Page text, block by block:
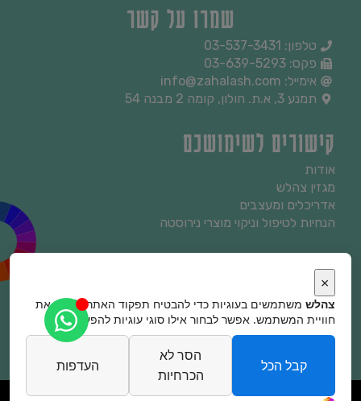
שמרו על קשר
טלפון: 03-537-3431
פקס: 03-639-5293
אימייל: info@zahalash.com
תמנע 3, א.ת. חולון, קומה 2 מבנה 54
קישורים לשימושכם
אודות
מגזין צהלש
אדריכלים ומעצבים
הנחיות לטיפול וניקוי מוצרי נירוסטה
מידע שימושי
הורדות
הצהרת נגישות
מדיניות פרטיות
×
צהלש משתמשים בעוגיות כדי להבטיח תפקוד האתר ולשפר את
חוויית המשתמש. אפשר לבחור אילו סוגי עוגיות להפעיל.
קבל הכל
הסר לא
הכרחיות
העדפות